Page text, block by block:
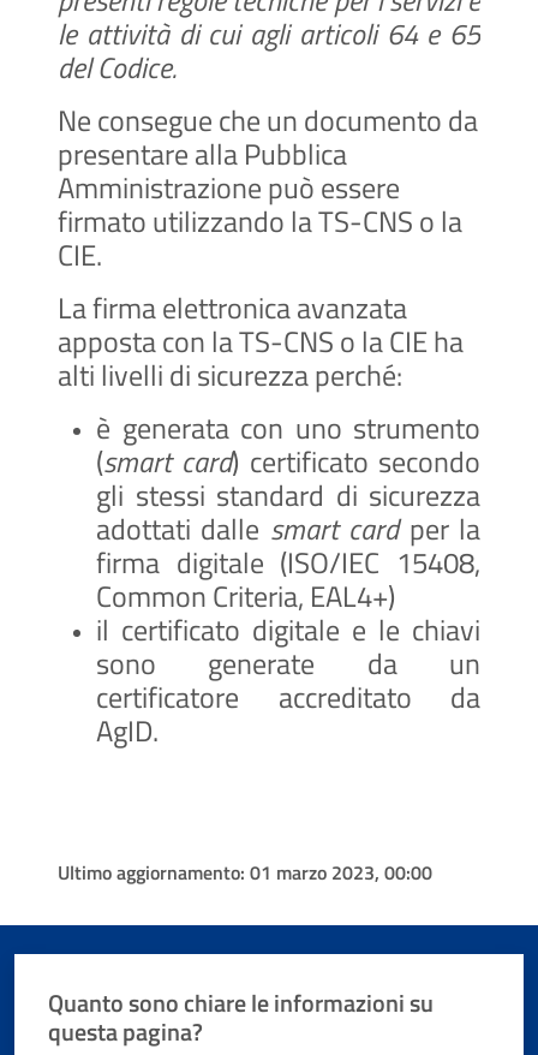
le attività di cui agli articoli 64 e 65
del Codice.
Ne consegue che un documento da
presentare alla Pubblica
Amministrazione può essere
firmato utilizzando la TS-CNS o la
CIE.
La firma elettronica avanzata
apposta con la TS-CNS o la CIE ha
alti livelli di sicurezza perché:
è generata con uno strumento
(smart card) certificato secondo
gli stessi standard di sicurezza
adottati dalle smart cardper la
firma digitale (ISO/IEC 15408,
Common Criteria, EAL4+)
il certificato digitale e le chiavi
sono generate da un
certificatore accreditato da
AgID.
Ultimo aggiornamento: 01 marzo 2023, 00:00
Quanto sono chiare le informazioni su
questa pagina?